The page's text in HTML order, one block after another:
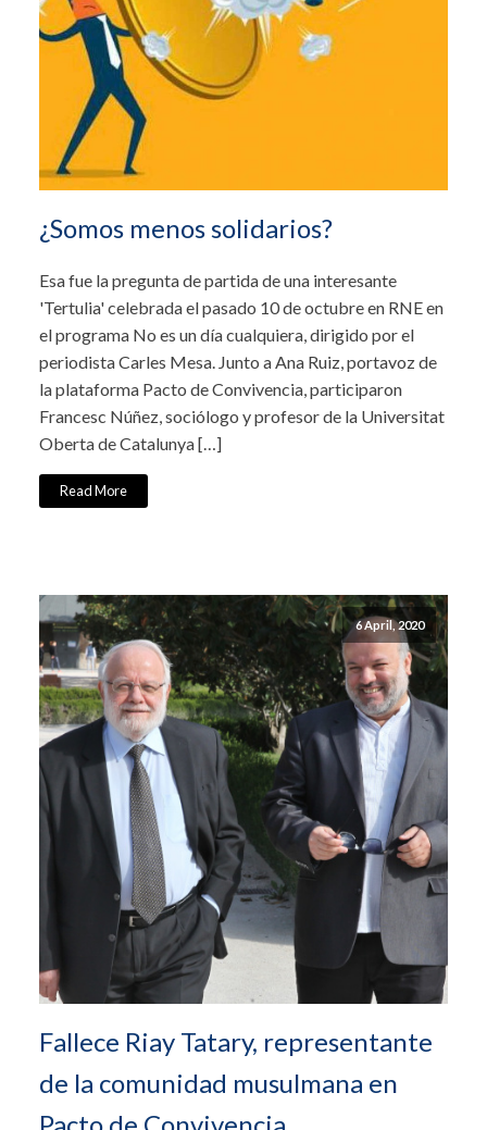
¿Somos menos solidarios?
Esa fue la pregunta de partida de una interesante
'Tertulia' celebrada el pasado 10 de octubre en RNE en
el programa No es un día cualquiera, dirigido por el
periodista Carles Mesa. Junto a Ana Ruiz, portavoz de
la plataforma Pacto de Convivencia, participaron
Francesc Núñez, sociólogo y profesor de la Universitat
Oberta de Catalunya […]
Read More
6 April, 2020
Fallece Riay Tatary, representante
de la comunidad musulmana en